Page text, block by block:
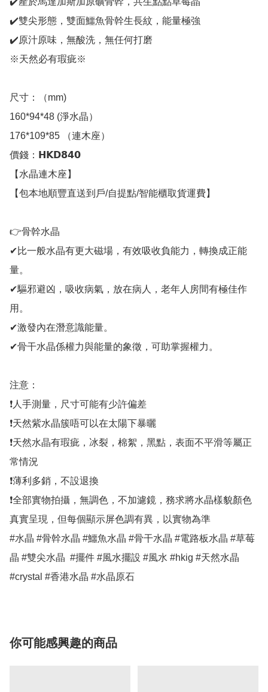
✔️雙尖形態，雙面鱷魚骨幹生長紋，能量極強
✔️原汁原味，無酸洗，無任何打磨
※天然必有瑕疵※
尺寸：（mm)
160*94*48 (淨水晶）
176*109*85 （連木座）
價錢：𝗛𝗞𝗗𝟴𝟰𝟬
【水晶連木座】
【包本地順豐直送到戶/自提點/智能櫃取貨運費】
👉骨幹水晶
✔比一般水晶有更大磁場，有效吸收負能力，轉換成正能
量。
✔驅邪避凶，吸收病氣，放在病人，老年人房間有極佳作
用。
✔激發內在潛意識能量。
✔骨干水晶係權力與能量的象徵，可助掌握權力。
注意：
❗人手測量，尺寸可能有少許偏差
❗天然紫水晶簇唔可以在太陽下暴曬
❗天然水晶有瑕疵，冰裂，棉絮，黑點，表面不平滑等屬正
常情況
❗薄利多銷，不設退換
❗全部實物拍攝，無調色，不加濾鏡，務求將水晶樣貌顏色
真實呈現，但每個顯示屏色調有異，以實物為準
#水晶 #骨幹水晶 #鱷魚水晶 #骨干水晶 #電路板水晶 #草莓
晶 #雙尖水晶  #擺件 #風水擺設 #風水 #hkig #天然水晶
#crystal #香港水晶 #水晶原石
你可能感興趣的商品